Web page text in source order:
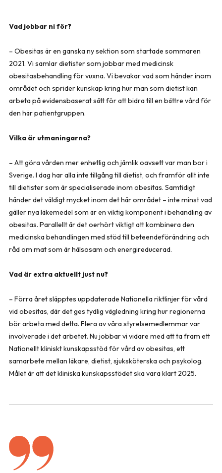
Vad jobbar ni för?
– Obesitas är en ganska ny sektion som startade sommaren
2021. Vi samlar dietister som jobbar med medicinsk
obesitasbehandling för vuxna. Vi bevakar vad som händer inom
området och sprider kunskap kring hur man som dietist kan
arbeta på evidensbaserat sätt för att bidra till en bättre vård för
den här patientgruppen.
Vilka är utmaningarna?
– Att göra vården mer enhetlig och jämlik oavsett var man bor i
Sverige. I dag har alla inte tillgång till dietist, och framför allt inte
till dietister som är specialiserade inom obesitas. Samtidigt
händer det väldigt mycket inom det här området – inte minst vad
gäller nya läkemedel som är en viktig komponent i behandling av
obesitas. Parallellt är det oerhört viktigt att kombinera den
medi­cinska behandlingen med stöd till beteendeförändring och
råd om mat som är hälsosam och energireducerad.
Vad är extra aktuellt just nu?
– Förra året släpptes uppdaterade Nationella riktlinjer för vård
vid obesitas, där det ges tydlig vägledning kring hur regionerna
bör arbeta med detta. Flera av våra styrelsemedlemmar var
involverade i det arbetet. Nu jobbar vi vidare med att ta fram ett
Nationellt kliniskt kunskapsstöd för vård av obesitas, ett
samarbete mellan läkare, dietist, sjuksköterska och psykolog.
Målet är att det kliniska kunskapsstödet ska vara klart 2025.